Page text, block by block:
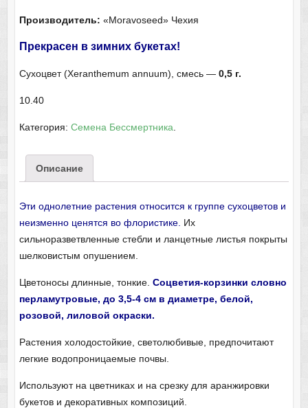
Производитель: «Moravoseed» Чехия
Прекрасен в зимних букетах!
Сухоцвет (Xeranthemum annuum), смесь —0,5 г.
10.40
Категория: Семена Бессмертника.
Описание
Эти однолетние растения относится к группе сухоцветов и
неизменно ценятся во флористике. Их
сильноразветвленные стебли и ланцетные листья покрыты
шелковистым опушением.
Цветоносы длинные, тонкие. Соцветия-корзинки словно
перламутровые, до 3,5-4 см в диаметре, белой,
розовой, лиловой окраски.
Растения холодостойкие, светолюбивые, предпочитают
легкие водопроницаемые почвы.
Используют на цветниках и на срезку для аранжировки
букетов и декоративных композиций.